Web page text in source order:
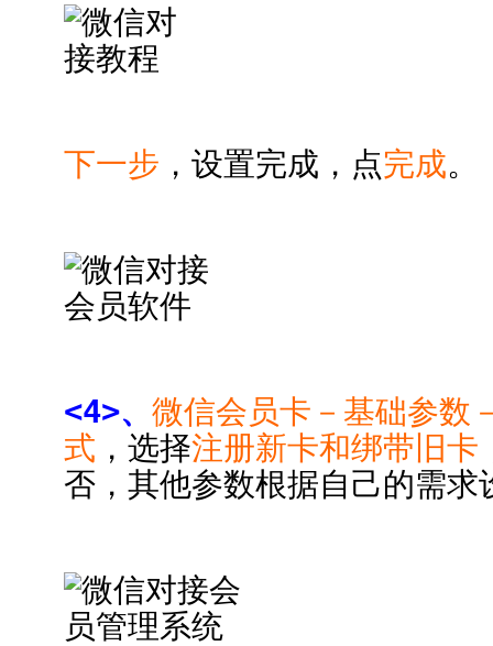
下一步 ，设置完成，点完成。
<4>、 微信会员卡－基础参数
式 ，选择注册新卡和绑带旧卡
否，其他参数根据自己的需求